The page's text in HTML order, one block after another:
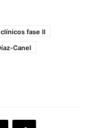
fase II
Canel